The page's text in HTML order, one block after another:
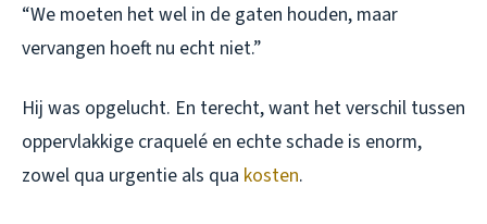
“We moeten het wel in de gaten houden, maar
vervangen hoeft nu echt niet.”
Hij was opgelucht. En terecht, want het verschil tussen
oppervlakkige craquelé en echte schade is enorm,
zowel qua urgentie als qua kosten.